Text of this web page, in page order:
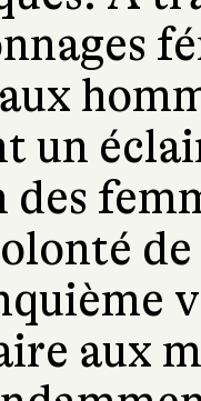
un
de
aux